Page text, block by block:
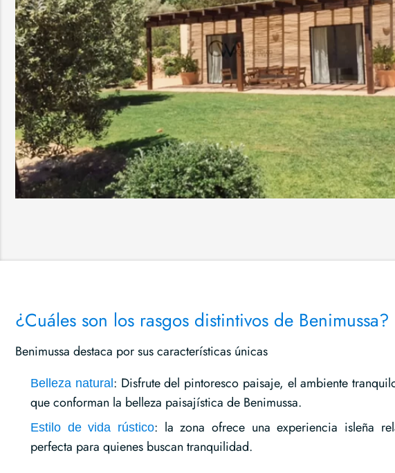
¿Cuáles son los rasgos distintivos de Benimussa?
Benimussa destaca por sus características únicas
Belleza natural: Disfrute del pintoresco paisaje, el ambiente
que conforman la belleza paisajística de Benimussa.
Estilo de vida rústico: la zona ofrece una experiencia isleña
perfecta para quienes buscan tranquilidad.